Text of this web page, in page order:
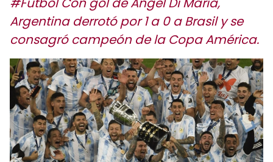
Argentina derrotó por 1 a 0 a Brasil y se
consagró campeón de la Copa América.